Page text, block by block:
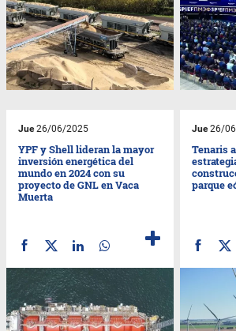
Jue26/06/2025
YPF y Shell lideran la mayor
inversión energética del
mundo en 2024 con su
proyecto de GNL en Vaca
Muerta
Jue26/
Tenaris
parque